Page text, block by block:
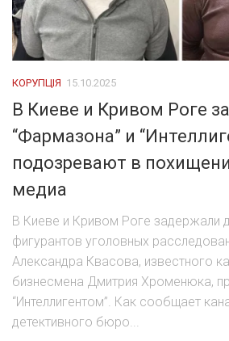
КОРУПЦІЯ 15.10.2025
В Киеве и Кривом Роге
“Фармазона” и
подозревают в
медиа
В Киеве и Кривом Роге задержали
фигурантов уголовных
Александра Квасова, известного
бизнесмена Дмитрия Хроменюка,
“Интеллигентом”. Как сообщает
детективного бюро...